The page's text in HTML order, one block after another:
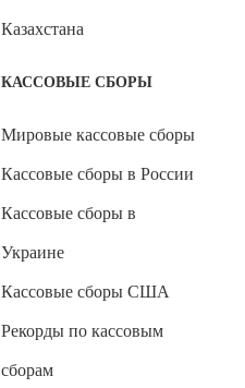
Казахстана
КАССОВЫЕ СБОРЫ
Мировые кассовые сборы
Кассовые сборы в России
Кассовые сборы в
Украине
Кассовые сборы США
Рекорды по кассовым
сборам